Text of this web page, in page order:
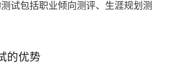
试包括职业倾向测评、生涯规划测
的优势